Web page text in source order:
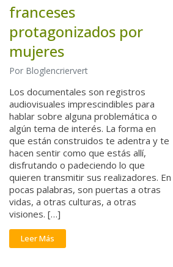
franceses
protagonizados por
mujeres
Por Bloglencriervert
Los documentales son registros
audiovisuales imprescindibles para
hablar sobre alguna problemática o
algún tema de interés. La forma en
que están construidos te adentra y te
hacen sentir como que estás allí,
disfrutando o padeciendo lo que
quieren transmitir sus realizadores. En
pocas palabras, son puertas a otras
vidas, a otras culturas, a otras
visiones. […]
Leer Más